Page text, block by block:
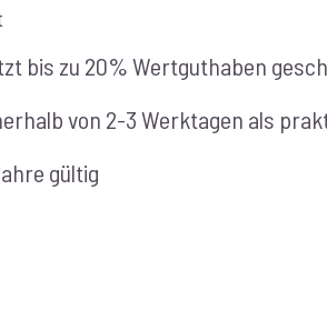
bis zu 20% Wertguthaben
von 2-3 Werktagen als
gültig